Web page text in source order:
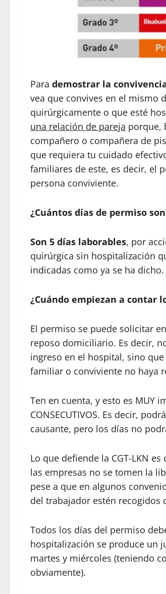
Para demostrar la
vea que convives en el mismo
quirúrgicamente o que esté
una relación de pareja porque,
compañero o compañera de
que requiera tu cuidado
familiares de este, es decir, el
persona conviviente.
¿Cuántos días de permiso
Son 5 días laborables, por
quirúrgica sin hospitalización
indicadas como ya se ha dicho.
¿Cuándo empiezan a contar
El permiso se puede solicitar
reposo domiciliario. Es decir,
ingreso en el hospital, sino
familiar o conviviente no haya
Ten en cuenta, y esto es MUY
CONSECUTIVOS. Es decir,
causante, pero los días no
Lo que defiende la CGT-LKN
las empresas no se tomen la
pese a que en algunos
del trabajador estén recogidos
Todos los días del permiso
hospitalización se produce un
martes y miércoles (teniendo
obviamente).